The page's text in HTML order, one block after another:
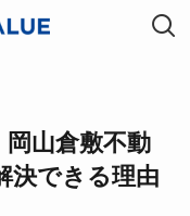
山倉敷不動
決できる理由